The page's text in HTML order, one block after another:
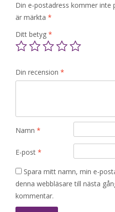
Din e-postadress kommer inte
är märkta *
Ditt betyg *
Din recension *
Namn *
E-post *
Spara mitt namn, min e-
denna webbläsare till nästa
kommentar.